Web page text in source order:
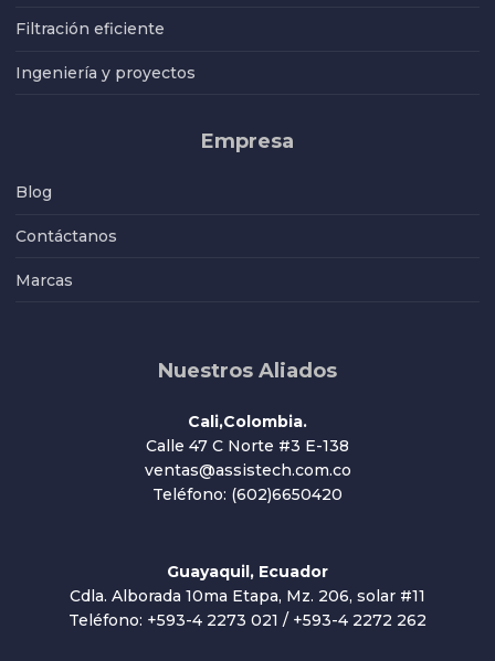
Filtración eficiente
Ingeniería y proyectos
Empresa
Blog
Contáctanos
Marcas
Nuestros Aliados
Cali,Colombia.
Calle 47 C Norte #3 E-138
ventas@assistech.com.co
Teléfono: (602)6650420
Guayaquil, Ecuador
Cdla. Alborada 10ma Etapa, Mz. 206, solar #11
Teléfono: +593-4 2273 021 / +593-4 2272 262